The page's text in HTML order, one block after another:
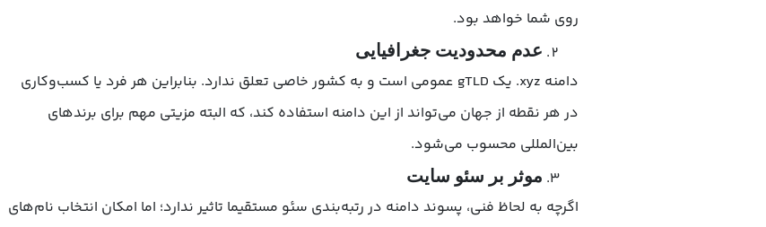
روی شما خواهد بود.
عدم محدودیت جغرافیایی
دامنه xyz. یک gTLD عمومی است و به کشور خاصی تعلق ندارد. بنابراین هر فرد یا کسب‌وکاری
در هر نقطه از جهان می‌تواند از این دامنه استفاده کند، که البته مزیتی مهم برای برندهای
بین‌المللی محسوب می‌شود.
موثر بر سئو سایت
اگرچه به لحاظ فنی، پسوند دامنه در رتبه‌بندی سئو مستقیما تاثیر ندارد؛ اما امکان انتخاب نام‌های